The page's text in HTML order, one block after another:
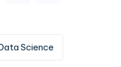
Science